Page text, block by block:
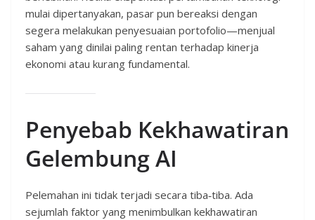
mulai dipertanyakan, pasar pun bereaksi dengan
segera melakukan penyesuaian portofolio—menjual
saham yang dinilai paling rentan terhadap kinerja
ekonomi atau kurang fundamental.
Penyebab Kekhawatiran
Gelembung AI
Pelemahan ini tidak terjadi secara tiba‑tiba. Ada
sejumlah faktor yang menimbulkan kekhawatiran